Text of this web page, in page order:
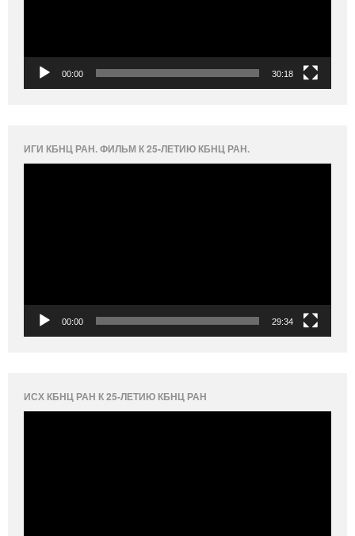
00:00 30:18
ИГИ КБНЦ РАН. ФИЛЬМ К 25-ЛЕТИЮ КБНЦ РАН.
00:00 29:34
ИСХ КБНЦ РАН К 25-ЛЕТИЮ КБНЦ РАН